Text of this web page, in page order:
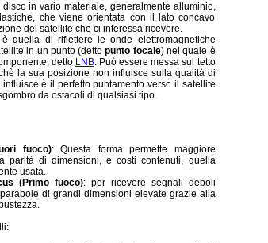
disco in vario materiale, generalmente alluminio,
che viene orientata con il lato concavo
del satellite che ci interessa ricevere.
quella di riflettere le onde elettromagnetiche
in un punto (dettopunto focale) nel quale è
detto LNB. Può essere messa sul tetto
la sua posizione non influisce sulla qualità di
è il perfetto puntamento verso il satellite
da ostacoli di qualsiasi tipo.
fuoco): Questa forma permette maggiore
parità di dimensioni, e costi contenuti, quella
usata.
(Primo fuoco): per ricevere segnali deboli
di grandi dimensioni elevate grazie alla